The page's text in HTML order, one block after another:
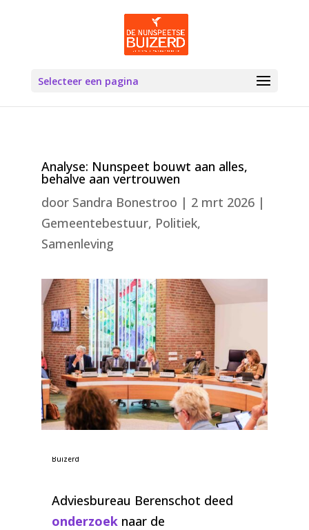
Selecteer een pagina
Analyse: Nunspeet bouwt aan alles,
behalve aan vertrouwen
door Sandra Bonestroo | 2 mrt 2026|
Gemeentebestuur, Politiek,
Samenleving
Buizerd
Adviesbureau Berenschot deed
onderzoek naar de